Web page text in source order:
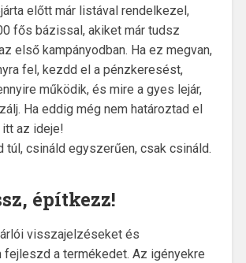
előtt már listával rendelkezel,
fős bázissal, akiket már tudsz
első kampányodban. Ha ez megvan,
fel, kezdd el a pénzkeresést,
működik, és mire a gyes lejár,
Ha eddig még nem határoztad el
itt az ideje!
túl, csináld egyszerűen, csak csináld.
építkezz!
visszajelzéseket és
fejleszd a termékedet. Az igényekre